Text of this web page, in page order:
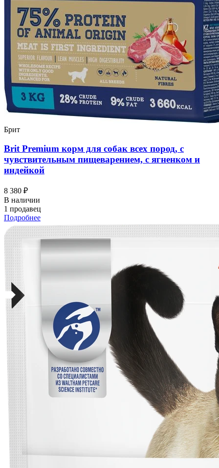
Брит
Brit Premium корм для собак всех пород, с
чувствительным пищеварением, с ягненком и
индейкой
8 380 ₽
В наличии
1 продавец
Подробнее